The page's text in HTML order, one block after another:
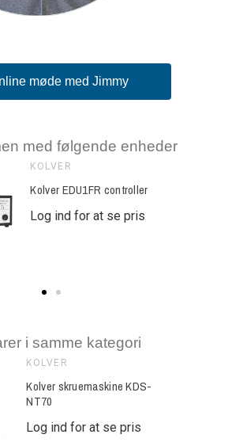
møde med Jimmy
med følgende enheder
KOLVER
Kolver EDU1FR controller
Log ind for at se pris
i samme kategori
KOLVER
Kolver skruemaskine KDS-
NT70
Log ind for at se pris